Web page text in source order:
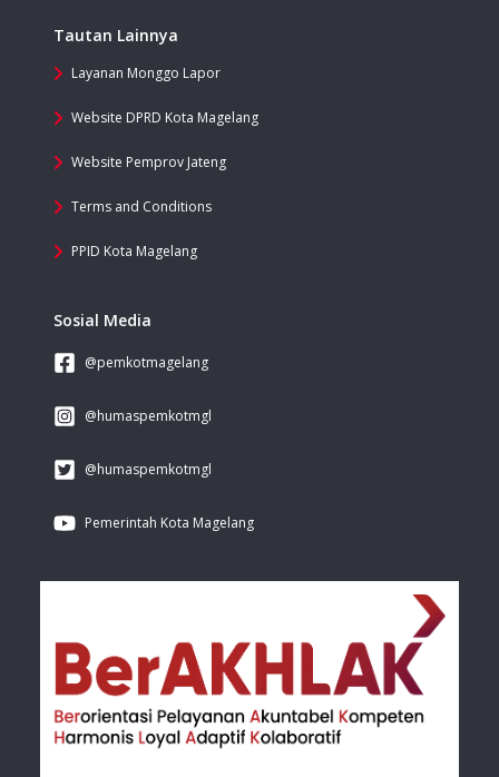
Tautan Lainnya
Layanan Monggo Lapor
Website DPRD Kota Magelang
Website Pemprov Jateng
Terms and Conditions
PPID Kota Magelang
Sosial Media
@pemkotmagelang
@humaspemkotmgl
@humaspemkotmgl
Pemerintah Kota Magelang